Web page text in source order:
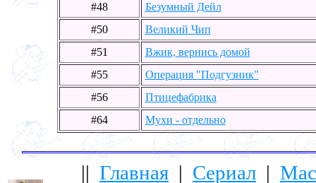
#48
Безумный Дейл
#50
Великий Чип
#51
Вжик, вернись домой
#55
Операция "Подгузник"
#56
Птицефабрика
#64
Мухи - отдельно
|| Главная | Сериал |